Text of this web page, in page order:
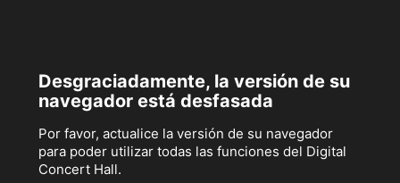
Desgraciadamente, la versión de su
navegador está desfasada
Por favor, actualice la versión de su navegador
para poder utilizar todas las funciones del Digital
Concert Hall.